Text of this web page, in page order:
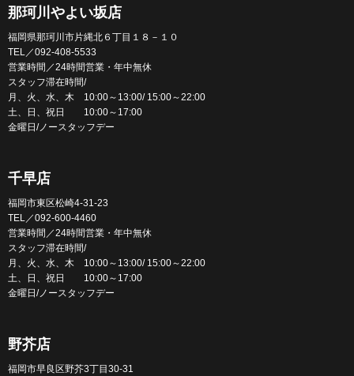
那珂川やよい坂店
福岡県那珂川市片縄北６丁目１８－１０
TEL／092-408-5533
営業時間／24時間営業・年中無休
スタッフ滞在時間/
月、火、水、木 10:00～13:00/ 15:00～22:00
土、日、祝日 10:00～17:00
金曜日/ノースタッフデー
千早店
福岡市東区松崎4-31-23
TEL／092-600-4460
営業時間／24時間営業・年中無休
スタッフ滞在時間/
月、火、水、木 10:00～13:00/ 15:00～22:00
土、日、祝日 10:00～17:00
金曜日/ノースタッフデー
野芥店
福岡市早良区野芥3丁目30-31